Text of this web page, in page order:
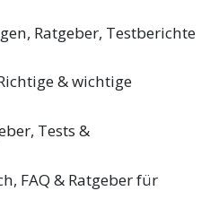
Ratgeber, Testberichte
& wichtige
Tests &
FAQ & Ratgeber für